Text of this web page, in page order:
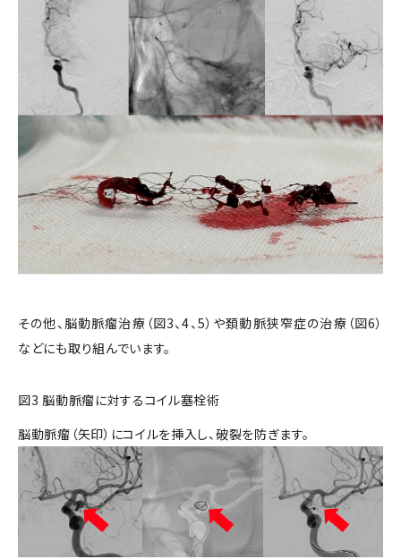
その他、脳動脈瘤治療（図3、4、5）や頚動脈狭窄症の治療（図6）
などにも取り組んでいます。
図3 脳動脈瘤に対するコイル塞栓術
脳動脈瘤（矢印）にコイルを挿入し、破裂を防ぎます。